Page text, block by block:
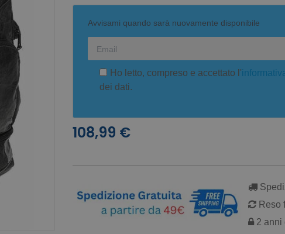
Avvisami quando sarà nuovamente disponibile
Ho letto, compreso e accettato l'
dei dati.
108,99 €
Reso
2 anni